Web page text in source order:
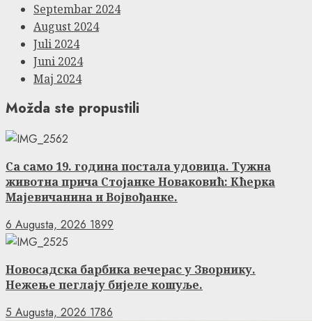
Septembar 2024
August 2024
Juli 2024
Juni 2024
Maj 2024
Možda ste propustili
Са само 19. година постала удовица. Тужна
животна прича Стојанке Новаковић: Кћерка
Мајевичанина и Војвођанке.
6 Augusta, 2026 1899
Новосадска барбика вечерас у Зворнику.
Нежење пеглају бијеле кошуље.
5 Augusta, 2026 1786